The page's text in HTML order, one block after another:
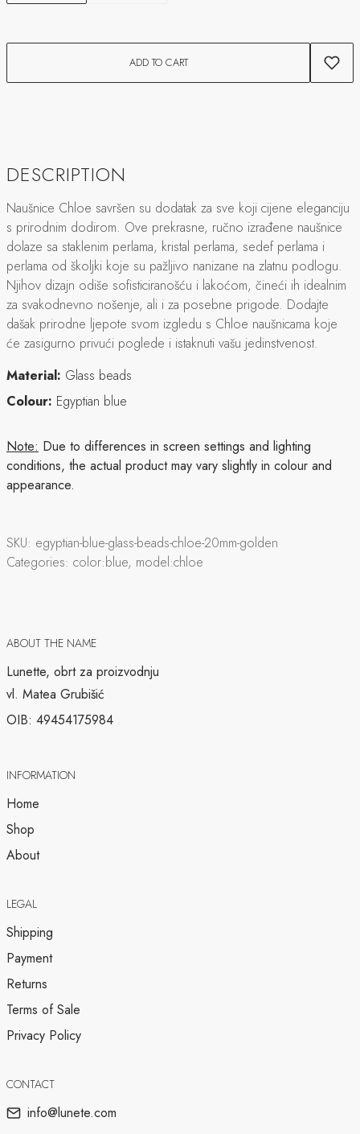
ADD TO CART
DESCRIPTION
Naušnice Chloe savršen su dodatak za sve koji cijene eleganciju
s prirodnim dodirom. Ove prekrasne, ručno izrađene naušnice
dolaze sa staklenim perlama, kristal perlama, sedef perlama i
perlama od školjki koje su pažljivo nanizane na zlatnu podlogu.
Njihov dizajn odiše sofisticiranošću i lakoćom, čineći ih idealnim
za svakodnevno nošenje, ali i za posebne prigode. Dodajte
dašak prirodne ljepote svom izgledu s Chloe naušnicama koje
će zasigurno privući poglede i istaknuti vašu jedinstvenost.
Material: Glass beads
Colour: Egyptian blue
Note: Due to differences in screen settings and lighting
conditions, the actual product may vary slightly in colour and
appearance.
SKU: egyptian-blue-glass-beads-chloe-20mm-golden
Categories: color:blue, model:chloe
ABOUT THE NAME
Lunette, obrt za proizvodnju
vl. Matea Grubišić
OIB: 49454175984
INFORMATION
Home
Shop
About
LEGAL
Shipping
Payment
Returns
Terms of Sale
Privacy Policy
CONTACT
info@lunete.com